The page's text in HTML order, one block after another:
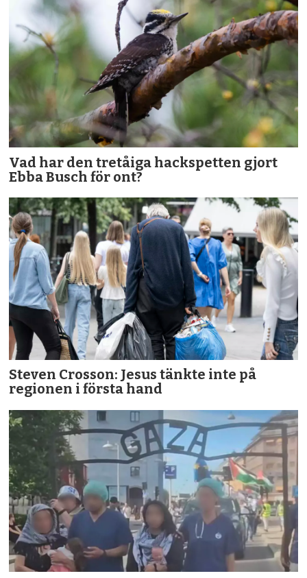
Vad har den tretåiga hackspetten gjort
Ebba Busch för ont?
Steven Crosson: Jesus tänkte inte på
regionen i första hand